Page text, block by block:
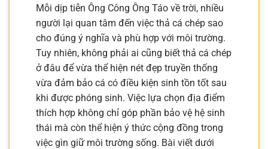
Mỗi dịp tiễn Ông Công Ông Táo về trời, nhiều
người lại quan tâm đến việc thả cá chép sao
cho đúng ý nghĩa và phù hợp với môi trường.
Tuy nhiên, không phải ai cũng biết thả cá chép
ở đâu để vừa thể hiện nét đẹp truyền thống
vừa đảm bảo cá có điều kiện sinh tồn tốt sau
khi được phóng sinh. Việc lựa chọn địa điểm
thích hợp không chỉ góp phần bảo vệ hệ sinh
thái mà còn thể hiện ý thức cộng đồng trong
việc gìn giữ môi trường sống. Bài viết dưới